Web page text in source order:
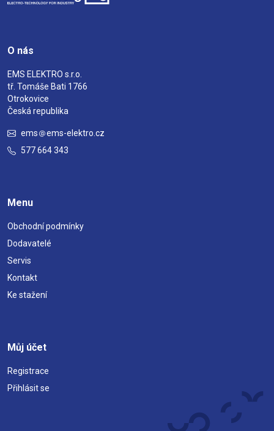
O nás
EMS ELEKTRO s.r.o.
tř. Tomáše Bati 1766
Otrokovice
Česká republika
ems
ems-elektro.cz
577 664 343
Menu
Obchodní podmínky
Dodavatelé
Servis
Kontakt
Ke stažení
Můj účet
Registrace
Přihlásit se